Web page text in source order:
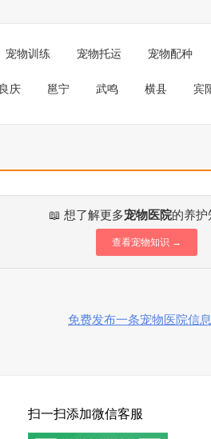
宠物训练 宠物托运 宠物配种
良庆 邕宁 武鸣 横县 宾
📖 想了解更多宠物医院的养护
查看宠物知识 →
免费发布一条宠物医院信
扫一扫添加微信客服